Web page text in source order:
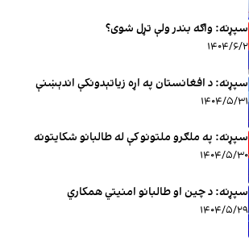
سپړنه: واګه بندر ولې تړل شوی؟
۱۴۰۴/۶/۲
سپړنه: د افغانستان په اړه زیاتېدونکې اندېښنې
۱۴۰۴/۵/۳۱
سپړنه: په ملګرو ملتونو کې له طالبانو شکایتونه
۱۴۰۴/۵/۳۰
سپړنه: د چین او طالبانو امنیتي همکاري
۱۴۰۴/۵/۲۹